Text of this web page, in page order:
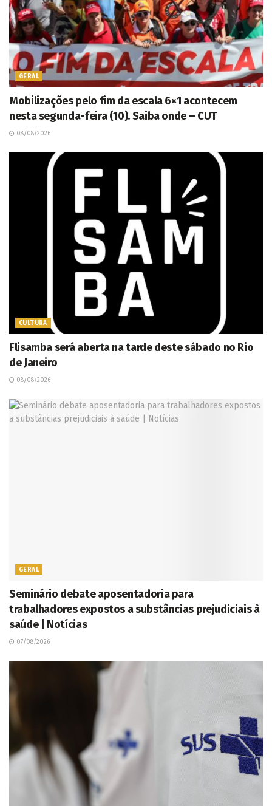
GERAL
Mobilizações pelo fim da escala 6×1 acontecem
nesta segunda-feira (10). Saiba onde – CUT
08/08/2026
CULTURA
Flisamba será aberta na tarde deste sábado no Rio
de Janeiro
08/08/2026
GERAL
Seminário debate aposentadoria para
trabalhadores expostos a substâncias prejudiciais à
saúde | Notícias
07/08/2026